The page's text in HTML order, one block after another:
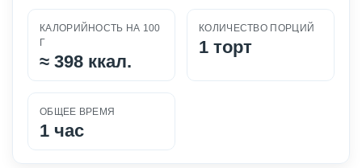
КАЛОРИЙНОСТЬ НА 100
Г
≈ 398 ккал.
КОЛИЧЕСТВО ПОРЦИЙ
1 торт
ОБЩЕЕ ВРЕМЯ
1 час